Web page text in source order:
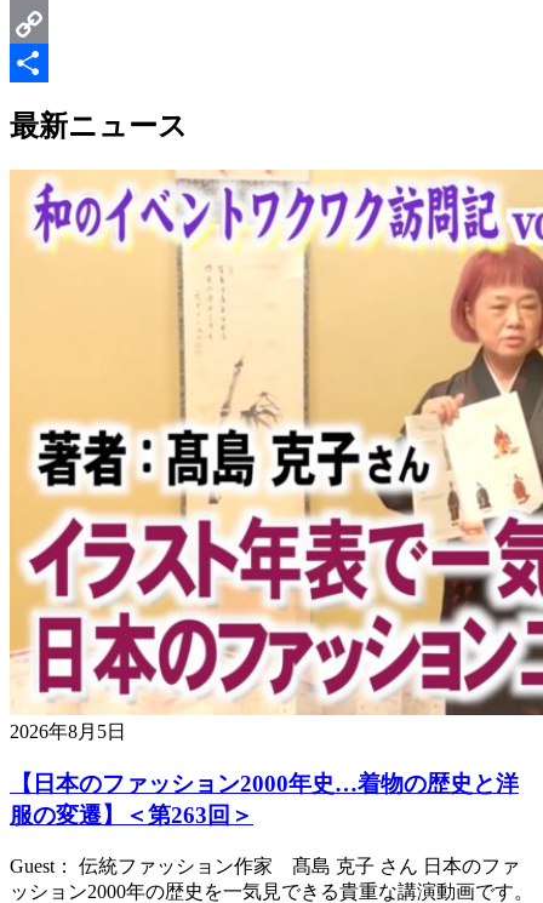
最新ニュース
2026年8月5日
【日本のファッション2000年史…着物の歴史と洋
服の変遷】＜第263回＞
Guest： 伝統ファッション作家 髙島 克子 さん 日本のファ
ッション2000年の歴史を一気見できる貴重な講演動画です。